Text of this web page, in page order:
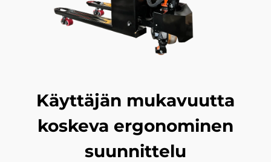
Käyttäjän mukavuutta
koskeva ergonominen
suunnittelu